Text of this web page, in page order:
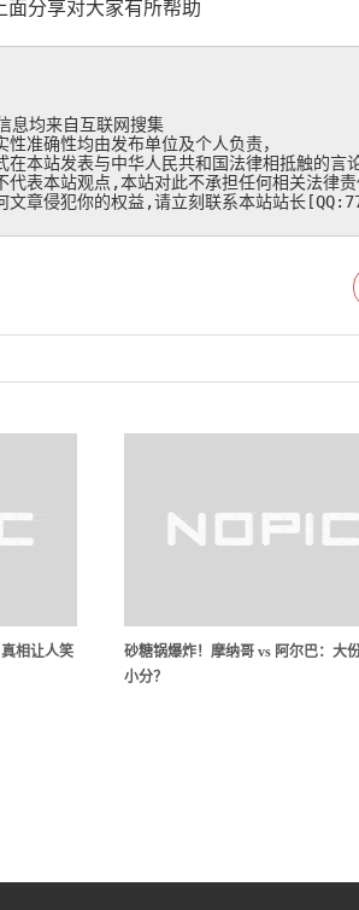
面分享对大家有所帮助
自互联网搜集
准确性均由发布单位及个人负责，
本站发表与中华人民共和国法律相抵触的言
表本站观点,本站对此不承担任何相关法律责
文章侵犯你的权益,请立刻联系本站站长
相让人笑
砂糖锅爆炸！摩纳哥 vs 阿尔巴：大
小分？